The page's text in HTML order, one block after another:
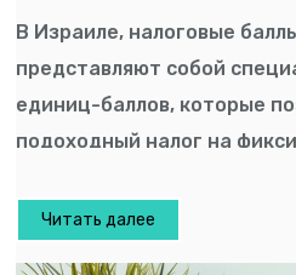
В Израиле, налоговые
представляют собой
единиц-баллов, которые
подоходный налог на
Читать далее